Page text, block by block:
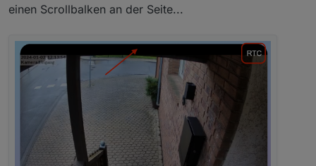
einen Scrollbalken an der Seite...